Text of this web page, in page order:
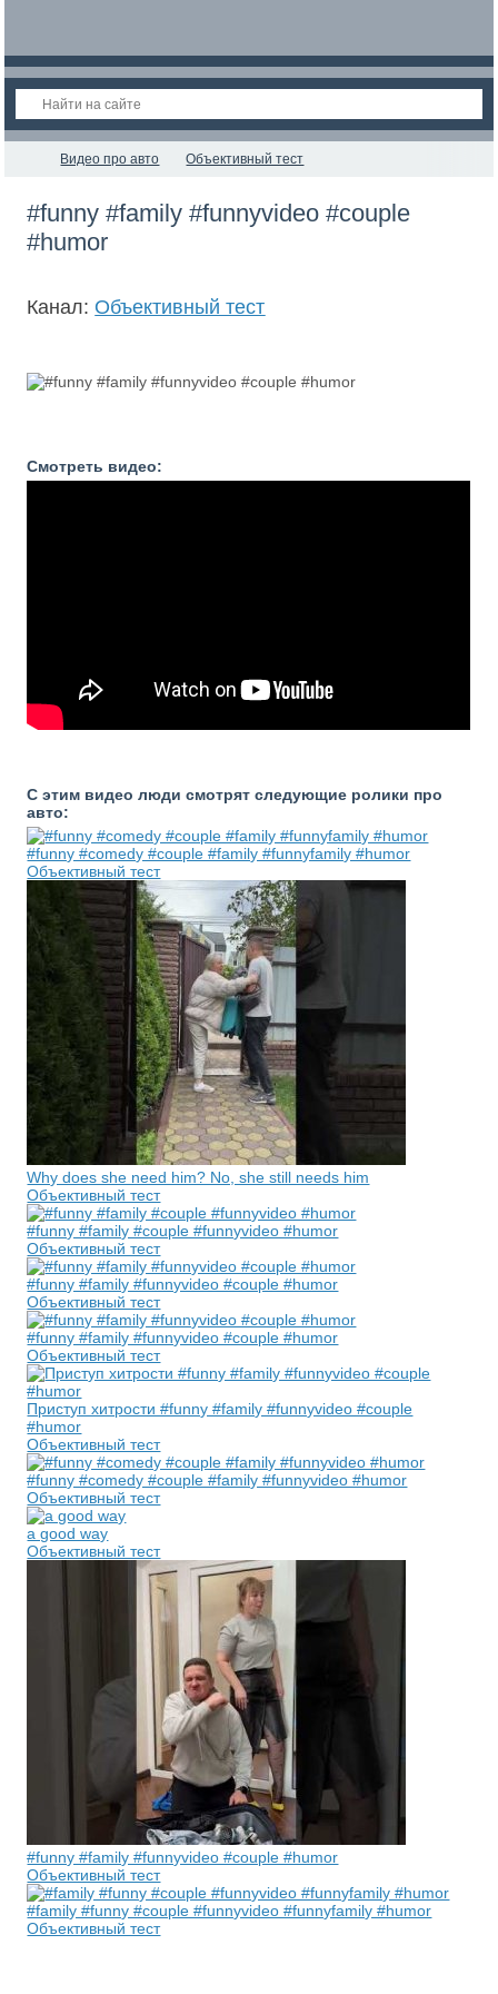
Видео про авто Объективный тест
#funny #family #funnyvideo #couple
#humor
Канал: Объективный тест
Смотреть видео:
С этим видео люди смотрят следующие ролики про
авто:
#funny #comedy #couple #family #funnyfamily #humor
Объективный тест
Why does she need him? No, she still needs him
Объективный тест
#funny #family #couple #funnyvideo #humor
Объективный тест
#funny #family #funnyvideo #couple #humor
Объективный тест
#funny #family #funnyvideo #couple #humor
Объективный тест
Приступ хитрости #funny #family #funnyvideo #couple
#humor
Объективный тест
#funny #comedy #couple #family #funnyvideo #humor
Объективный тест
a good way
Объективный тест
#funny #family #funnyvideo #couple #humor
Объективный тест
#family #funny #couple #funnyvideo #funnyfamily #humor
Объективный тест